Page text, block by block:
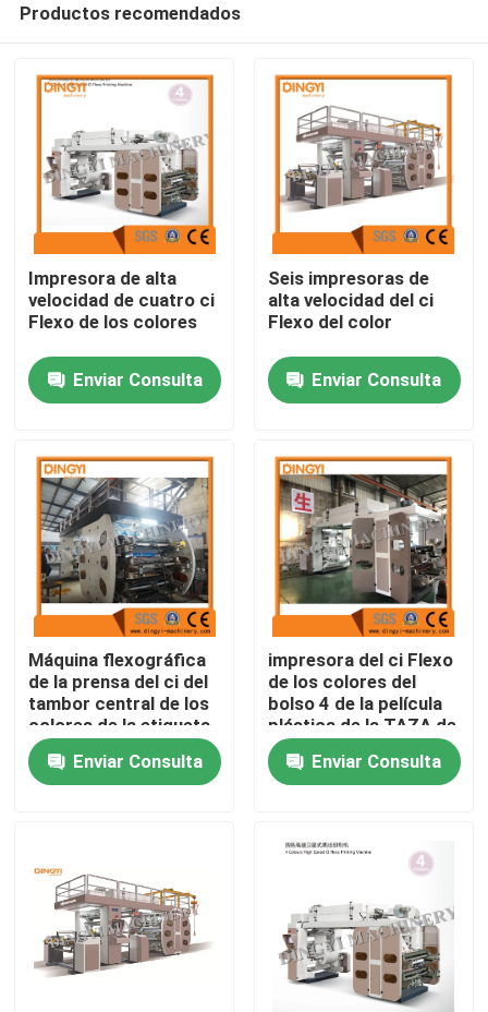
Hogar
Sobre nosotros
Viaje de la fábrica
Control de calidad
Éntrenos en contacto con
Máquina soplada de la película del HDPE
Máquina soplada de la película del LDPE
Productos recomendados
Impresora de alta
velocidad de cuatro ci
Flexo de los colores
Enviar Consulta
Seis impresoras de
alta velocidad del ci
Flexo del color
Enviar Consulta
Máquina flexográfica
de la prensa del ci del
tambor central de los
colores de la etiqueta
seis de BOPP PE
Enviar Consulta
impresora del ci Flexo
de los colores del
bolso 4 de la película
plástica de la TAZA de
papel de 600m m
Enviar Consulta